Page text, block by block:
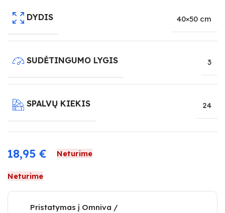
DYDIS 40×50 cm
SUDĖTINGUMO LYGIS 3
SPALVŲ KIEKIS 24
18,95 € Neturime
Neturime
Pristatymas į Omniva /